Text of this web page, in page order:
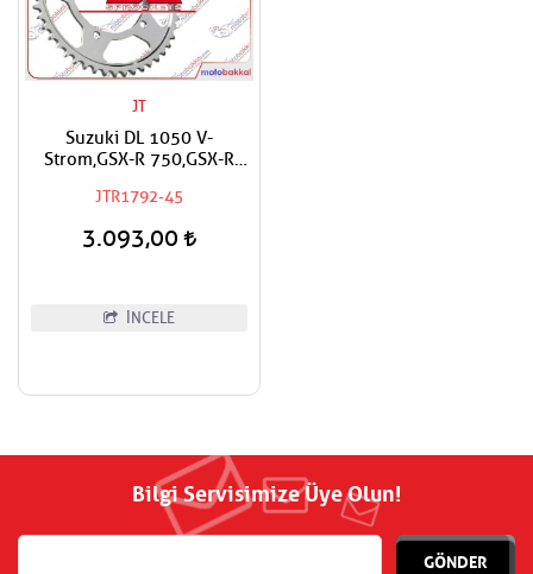
JT
Suzuki DL 1050 V-
Strom,GSX-R 750,GSX-R
600,650 Uyumlu JT ArkaJTR1792-45
3.093,00
İNCELE
Bilgi Servisimize Üye Olun!
GÖNDER